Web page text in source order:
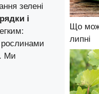
зелені
і
рослинами
Ми
Що
липні